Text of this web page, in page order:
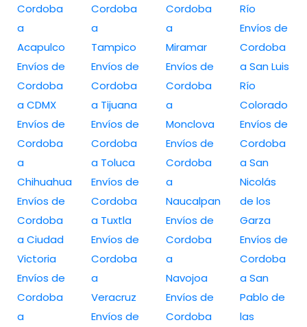
Cordoba
a
Acapulco
Envíos de
Cordoba
a CDMX
Envíos de
Cordoba
a
Chihuahua
Envíos de
Cordoba
a Ciudad
Victoria
Envíos de
Cordoba
a
Cordoba
a
Tampico
Envíos de
Cordoba
a Tijuana
Envíos de
Cordoba
a Toluca
Envíos de
Cordoba
a Tuxtla
Envíos de
Cordoba
a
Veracruz
Envíos de
Cordoba
a
Miramar
Envíos de
Cordoba
a
Monclova
Envíos de
Cordoba
a
Naucalpan
Envíos de
Cordoba
a
Navojoa
Envíos de
Cordoba
Río
Envíos de
Cordoba
a San Luis
Río
Colorado
Envíos de
Cordoba
a San
Nicolás
de los
Garza
Envíos de
Cordoba
a San
Pablo de
las